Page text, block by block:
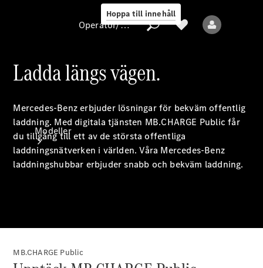
Hoppa till innehåll
av
personuppgifter
Modeller
Alla modeller
Operatör/skydd av personuppgifter
Ladda längs vägen.
Mercedes-Benz erbjuder lösningar för bekväm offentlig
laddning. Med digitala tjänsten MB.CHARGE Public får
du tillgång till ett av de största offentliga
laddningsnätverken i världen. Våra Mercedes-Benz
laddningshubbar erbjuder snabb och bekväm laddning.
MB.CHARGE Public